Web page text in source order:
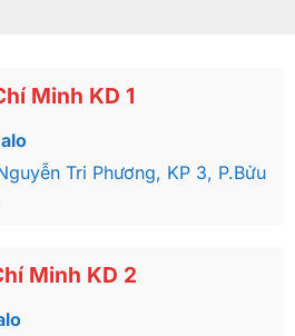
Minh KD 1
Tri Phương, KP 3, P.Bửu
Minh KD 2